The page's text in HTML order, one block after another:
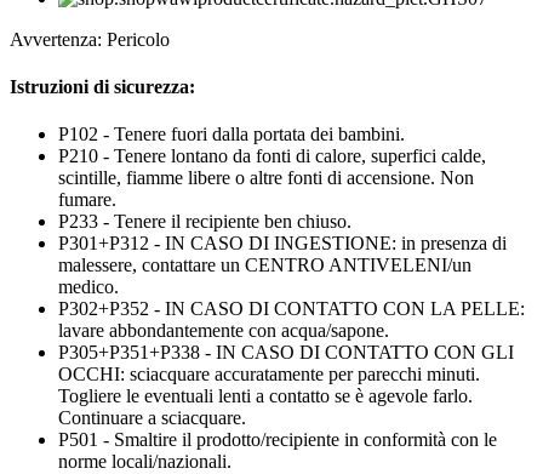
Avvertenza: Pericolo
Istruzioni di sicurezza:
P102 - Tenere fuori dalla portata dei bambini.
P210 - Tenere lontano da fonti di calore, superfici calde,
scintille, fiamme libere o altre fonti di accensione. Non
fumare.
P233 - Tenere il recipiente ben chiuso.
P301+P312 - IN CASO DI INGESTIONE: in presenza di
malessere, contattare un CENTRO ANTIVELENI/un
medico.
P302+P352 - IN CASO DI CONTATTO CON LA PELLE:
lavare abbondantemente con acqua/sapone.
P305+P351+P338 - IN CASO DI CONTATTO CON GLI
OCCHI: sciacquare accuratamente per parecchi minuti.
Togliere le eventuali lenti a contatto se è agevole farlo.
Continuare a sciacquare.
P501 - Smaltire il prodotto/recipiente in conformità con le
norme locali/nazionali.